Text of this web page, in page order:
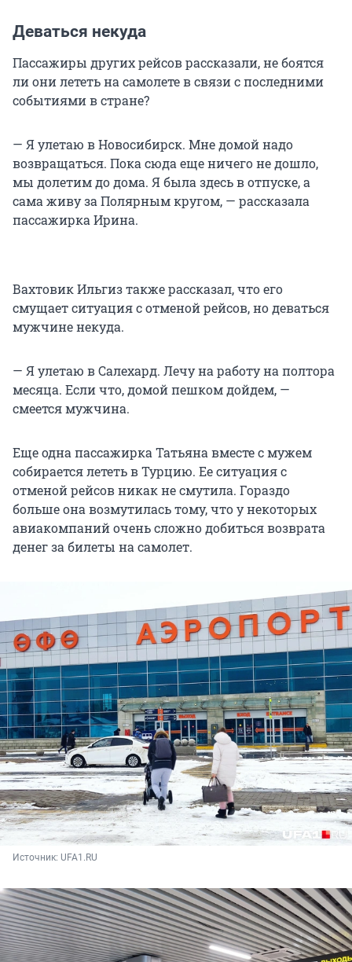
Деваться некуда
Пассажиры других рейсов рассказали, не боятся
ли они лететь на самолете в связи с последними
событиями в стране?
— Я улетаю в Новосибирск. Мне домой надо
возвращаться. Пока сюда еще ничего не дошло,
мы долетим до дома. Я была здесь в отпуске, а
сама живу за Полярным кругом, — рассказала
пассажирка Ирина.
Вахтовик Ильгиз также рассказал, что его
смущает ситуация с отменой рейсов, но деваться
мужчине некуда.
— Я улетаю в Салехард. Лечу на работу на полтора
месяца. Если что, домой пешком дойдем, —
смеется мужчина.
Еще одна пассажирка Татьяна вместе с мужем
собирается лететь в Турцию. Ее ситуация с
отменой рейсов никак не смутила. Гораздо
больше она возмутилась тому, что у некоторых
авиакомпаний очень сложно добиться возврата
денег за билеты на самолет.
Источник: UFA1.RU